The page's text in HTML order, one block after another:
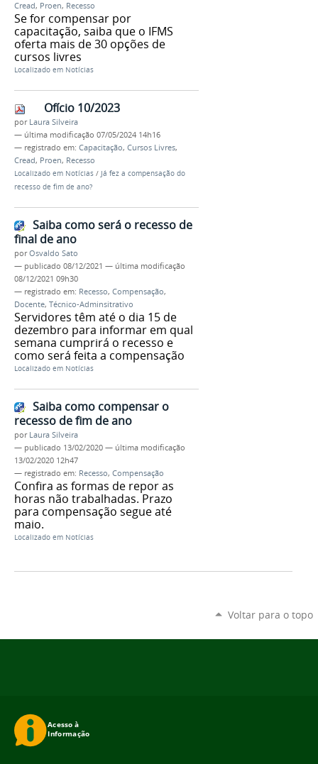
Cread, Proen, Recesso
Se for compensar por
capacitação, saiba que o IFMS
oferta mais de 30 opções de
cursos livres
Localizado em Notícias
Ofício 10/2023
por Laura Silveira
— última modificação 07/05/2024 14h16
— registrado em: Capacitação, Cursos Livres,
Cread, Proen, Recesso
Localizado em Notícias / Já fez a compensação do
recesso de fim de ano?
Saiba como será o recesso de
final de ano
porOsvaldo Sato
— publicado 08/12/2021 — última modificação
08/12/2021 09h30
— registrado em: Recesso, Compensação,
Docente, Técnico-Adminsitrativo
Servidores têm até o dia 15 de
dezembro para informar em qual
semana cumprirá o recesso e
como será feita a compensação
Localizado em Notícias
Saiba como compensar o
recesso de fim de ano
por Laura Silveira
— publicado 13/02/2020 — última modificação
13/02/2020 12h47
— registrado em: Recesso, Compensação
Confira as formas de repor as
horas não trabalhadas. Prazo
para compensação segue até
maio.
Localizado em Notícias
Voltar para o topo